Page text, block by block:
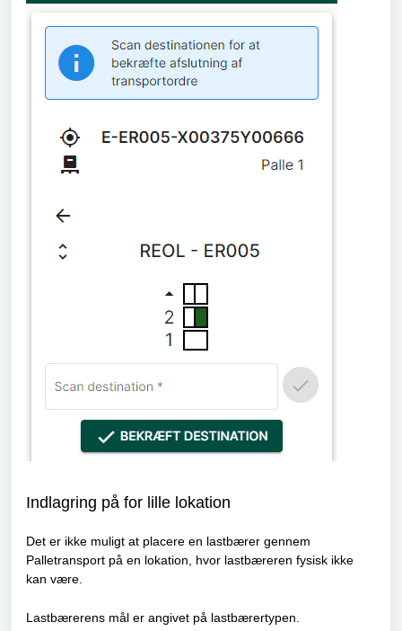
Indlagring på for lille lokation
Det er ikke muligt at placere en lastbærer gennem
Palletransport på en lokation, hvor lastbæreren fysisk ikke
kan være.
Lastbærerens mål er angivet på lastbærertypen.